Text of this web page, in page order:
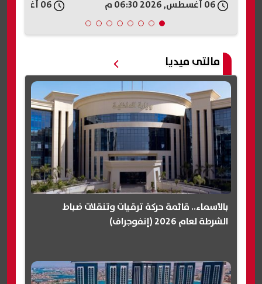
مالتى ميديا
بالأسماء.. قائمة حركة ترقيات وتنقلات ضباط
الشرطة لعام 2026 (إنفوجراف)